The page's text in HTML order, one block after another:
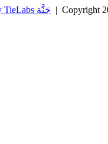
جَنَّة Theme by TieLabs